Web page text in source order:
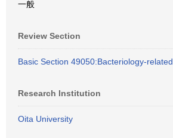
一般
Review Section
Basic Section 49050:Bacteriology-related
Research Institution
Oita University